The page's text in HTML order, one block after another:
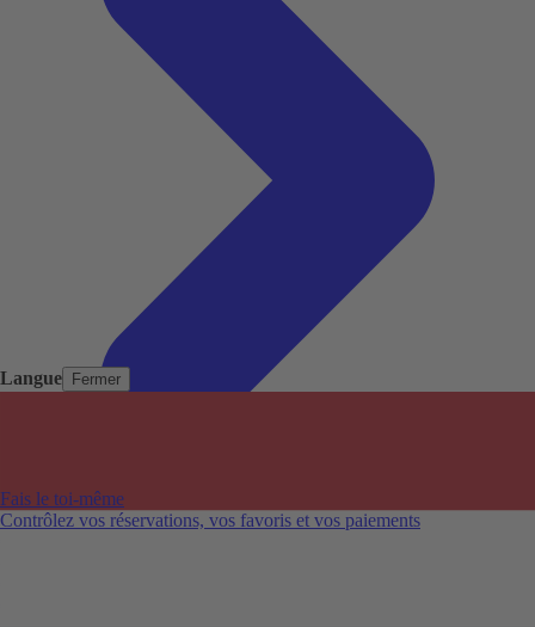
Langue Fermer
Fais le toi-même
Contrôlez vos réservations, vos favoris et vos paiements
Aéroports populaires
Villes populaires
Australie